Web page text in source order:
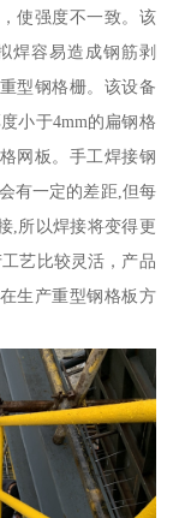
使强度不一致。该
焊容易造成钢筋剥
型钢格栅。该设备
小于4mm的扁钢格
网板。手工焊接钢
有一定的差距,但每
,所以焊接将变得更
艺比较灵活，产品
生产重型钢格板方